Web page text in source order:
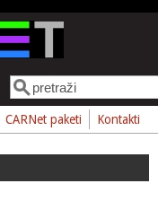
Obrazac pretrage
Pretraga
CARNet paketi Kontakti